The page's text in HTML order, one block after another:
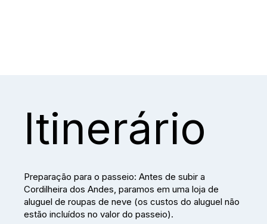
Itinerário
Preparação para o passeio: Antes de subir a
Cordilheira dos Andes, paramos em uma loja de
aluguel de roupas de neve (os custos do aluguel não
estão incluídos no valor do passeio).